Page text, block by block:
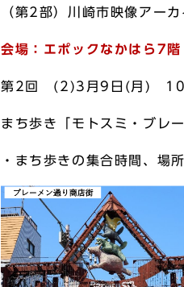
（第2部）川崎市映像アー
会場： エポックなかはら7
第2回 (2)3月9日(月) 10
まち歩き「モトスミ・ブレ
・まち歩きの集合時間、場